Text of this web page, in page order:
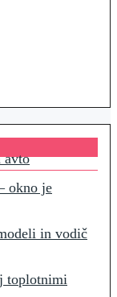
avto
okno je
in vodič
toplotnimi